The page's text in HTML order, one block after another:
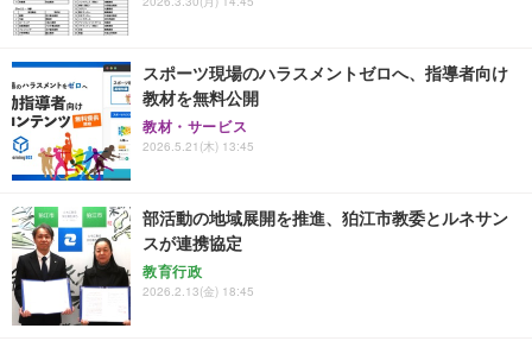
スポーツ現場のハラスメントゼロへ、指導者向け
教材を無料公開
教材・サービス
2026.5.21(木) 13:45
部活動の地域展開を推進、狛江市教委とルネサン
スが連携協定
教育行政
2026.2.13(金) 18:45